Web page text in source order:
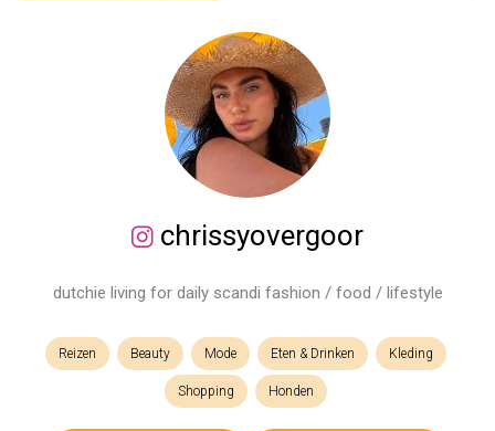
chrissyovergoor
dutchie living for daily scandi fashion / food / lifestyle
Reizen Beauty Mode Eten & Drinken Kleding
Shopping Honden